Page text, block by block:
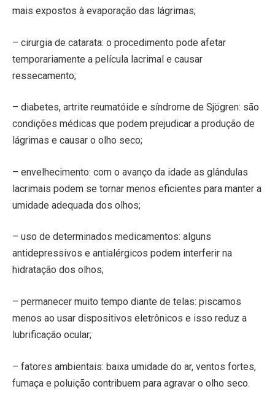
mais expostos à evaporação das lágrimas;
– cirurgia de catarata: o procedimento pode afetar
temporariamente a película lacrimal e causar
ressecamento;
– diabetes, artrite reumatóide e síndrome de Sjögren: são
condições médicas que podem prejudicar a produção de
lágrimas e causar o olho seco;
– envelhecimento: com o avanço da idade as glândulas
lacrimais podem se tornar menos eficientes para manter a
umidade adequada dos olhos;
– uso de determinados medicamentos: alguns
antidepressivos e antialérgicos podem interferir na
hidratação dos olhos;
– permanecer muito tempo diante de telas: piscamos
menos ao usar dispositivos eletrônicos e isso reduz a
lubrificação ocular;
– fatores ambientais: baixa umidade do ar, ventos fortes,
fumaça e poluição contribuem para agravar o olho seco.